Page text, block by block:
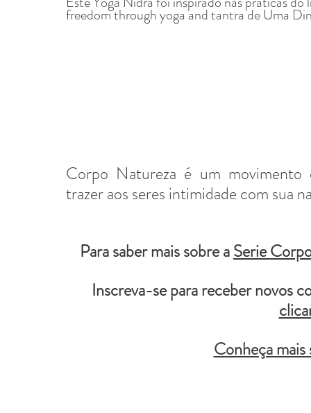
freedom through yoga and tantra de Uma
Corpo Natureza é um movimento
trazer aos seres intimidade com sua
Para saber mais sobre a Serie
Inscreva-se para receber novos
Conheça